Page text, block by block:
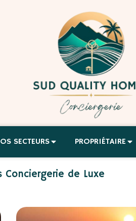
SECTEURS PROPRIÉTAIRE
de Luxe